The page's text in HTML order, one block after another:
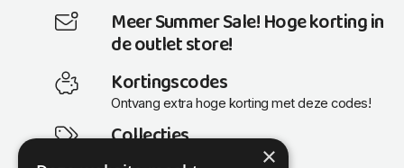
Meer Summer Sale! Hoge korting in
de outlet store!
Kortingscodes
Ontvang extra hoge korting met deze codes!
Collecties
Actuele en populaire collecties
×